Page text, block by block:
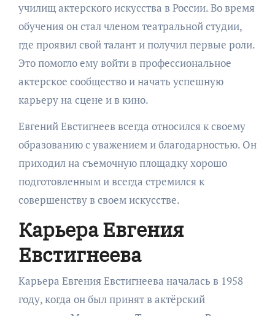
училищ актерского искусства в России. Во время
обучения он стал членом театральной студии,
где проявил свой талант и получил первые роли.
Это помогло ему войти в профессиональное
актерское сообщество и начать успешную
карьеру на сцене и в кино.
Евгений Евстигнеев всегда относился к своему
образованию с уважением и благодарностью. Он
приходил на съемочную площадку хорошо
подготовленным и всегда стремился к
совершенству в своем искусстве.
Карьера Евгения
Евстигнеева
Карьера Евгения Евстигнеева началась в 1958
году, когда он был принят в актёрский